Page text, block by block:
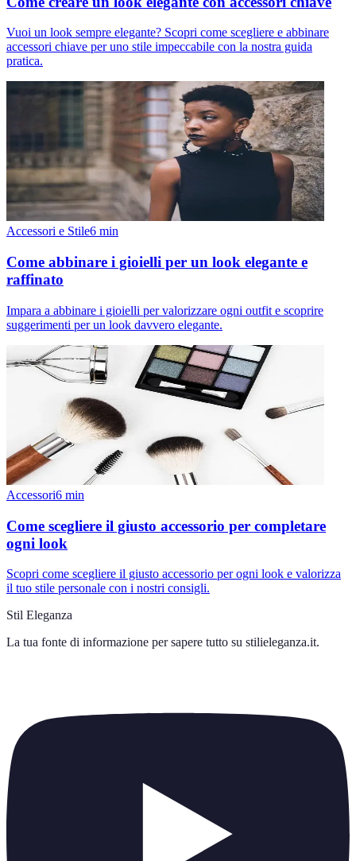
Vuoi un look sempre elegante? Scopri come scegliere e abbinare
accessori chiave per uno stile impeccabile con la nostra guida
pratica.
Accessori e Stile6 min
Come abbinare i gioielli per un look elegante e
raffinato
Impara a abbinare i gioielli per valorizzare ogni outfit e scoprire
suggerimenti per un look davvero elegante.
Accessori6 min
Come scegliere il giusto accessorio per completare
ogni look
Scopri come scegliere il giusto accessorio per ogni look e valorizza
il tuo stile personale con i nostri consigli.
Stil Eleganza
La tua fonte di informazione per sapere tutto su stilieleganza.it.